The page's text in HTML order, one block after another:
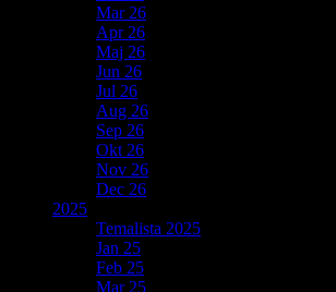
Mar 26
Apr 26
Maj 26
Jun 26
Jul 26
Aug 26
Sep 26
Okt 26
Nov 26
Dec 26
2025
Temalista 2025
Jan 25
Feb 25
Mar 25